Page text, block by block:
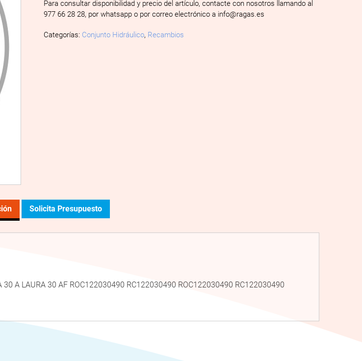
Para consultar disponibilidad y precio del artículo, contacte con nosotros llamando al
977 66 28 28, por whatsapp o por correo electrónico a info@ragas.es
Categorías: Conjunto Hidráulico, Recambios
Solicita Presupuesto
A LAURA 30 AF ROC122030490 RC122030490 ROC122030490 RC122030490